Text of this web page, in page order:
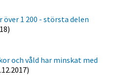
1 200 - största delen
och våld har minskat med